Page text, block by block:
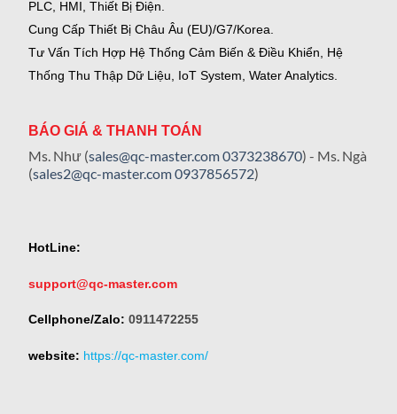
PLC, HMI, Thiết Bị Điện.
Cung Cấp Thiết Bị Châu Âu (EU)/G7/Korea.
Tư Vấn Tích Hợp Hệ Thống Cảm Biến & Điều Khiển, Hệ
Thống Thu Thập Dữ Liệu, IoT System, Water Analytics.
BÁO GIÁ & THANH TOÁN
Ms. Như (sales@qc-master.com0373238670) - Ms. Ngà
(sales2@qc-master.com0937856572)
HotLine:
support@qc-master.com
Cellphone/Zalo: 0911472255
website: https://qc-master.com/